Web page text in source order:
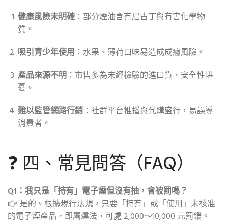
健康風險未明確 ：部分煙油含有尼古丁與有害化學物
質。
吸引青少年使用 ：水果、薄荷口味易造成成癮風險。
產品來源不明 ：市售多為未經檢驗的進口貨，安全性堪
憂。
難以監管網路行銷 ：社群平台推播與代購盛行，易誤導
消費者。
❓ 四、常見問答（FAQ）
Q1：我只是「持有」電子煙但沒有抽，會被罰嗎？
👉 是的。根據現行法規，只要「持有」或「使用」未核准
的電子煙產品，即屬違法，可處 2,000～10,000 元罰鍰。